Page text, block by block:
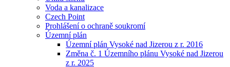
Voda a kanalizace
Czech Point
Prohlášení o ochraně soukromí
Územní plán
Územní plán Vysoké nad Jizerou z r. 2016
Změna č. 1 Územního plánu Vysoké nad Jizerou
z r. 2025